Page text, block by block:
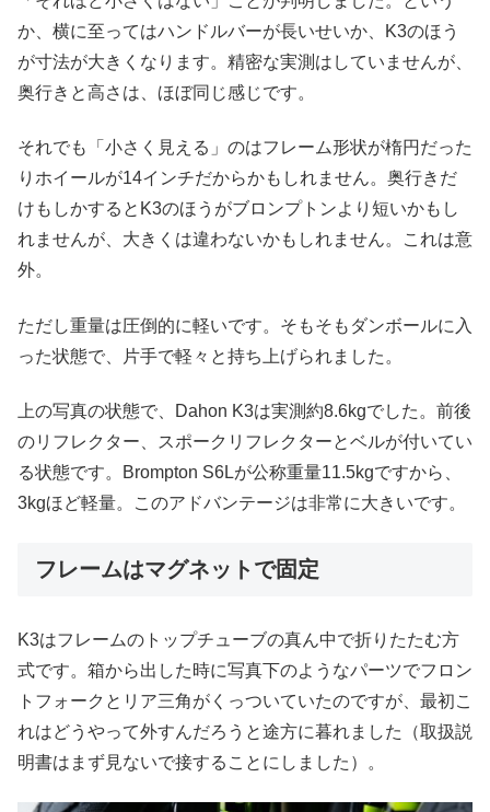
か、横に至ってはハンドルバーが長いせいか、K3のほう
が寸法が大きくなります。精密な実測はしていませんが、
奥行きと高さは、ほぼ同じ感じです。
それでも「小さく見える」のはフレーム形状が楕円だった
りホイールが14インチだからかもしれません。奥行きだ
けもしかするとK3のほうがブロンプトンより短いかもし
れませんが、大きくは違わないかもしれません。これは意
外。
ただし重量は圧倒的に軽いです。そもそもダンボールに入
った状態で、片手で軽々と持ち上げられました。
上の写真の状態で、Dahon K3は実測約8.6kgでした。前後
のリフレクター、スポークリフレクターとベルが付いてい
る状態です。Brompton S6Lが公称重量11.5kgですから、
3kgほど軽量。このアドバンテージは非常に大きいです。
フレームはマグネットで固定
K3はフレームのトップチューブの真ん中で折りたたむ方
式です。箱から出した時に写真下のようなパーツでフロン
トフォークとリア三角がくっついていたのですが、最初こ
れはどうやって外すんだろうと途方に暮れました（取扱説
明書はまず見ないで接することにしました）。